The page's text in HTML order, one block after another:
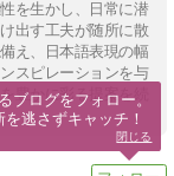
を生かし、日常に潜
出す工夫が随所に散
え、日本語表現の幅
スピレーションを与
豊かに彩る提案を続
ブログをフォロー。
逃さずキャッチ！
閉じる